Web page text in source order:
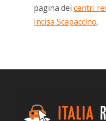
pagina deicentri
Incisa Scapaccino.